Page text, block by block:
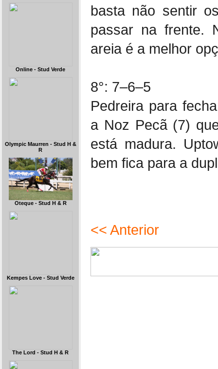
Online - Stud Verde
Olympic Maurren - Stud H &
R
Oteque - Stud H & R
Kempes Love - Stud Verde
The Lord - Stud H & R
basta não sentir
passar na frente.
areia é a melhor
8°: 7–6–5
Pedreira para
a Noz Pecã (7)
está madura.
bem fica para a
<< Anterior